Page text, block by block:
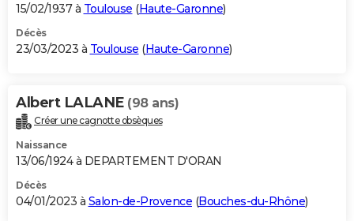
15/02/1937 à Toulouse (Haute-Garonne)
Décès
23/03/2023 à Toulouse (Haute-Garonne)
Albert LALANE (98 ans)
Créer une cagnotte obsèques
Naissance
13/06/1924 à DEPARTEMENT D'ORAN
Décès
04/01/2023 à Salon-de-Provence (Bouches-du-Rhône)